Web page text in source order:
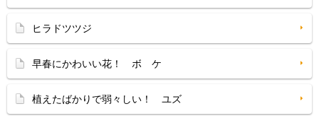
ヒラドツツジ
早春にかわいい花！ ボ ケ
植えたばかりで弱々しい！ ユズ